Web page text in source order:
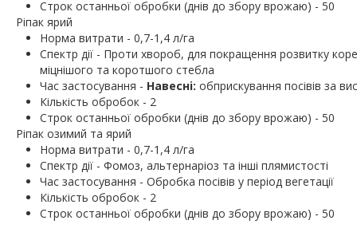
Строк останньої обробки (днів до збору врожаю) - 50
Ріпак ярий
Норма витрати - 0,7-1,4 л/га
Спектр дії - Проти хвороб, для покращення розвитку
міцнішого та коротшого стебла
Час застосування - Навеснi: обприскування посівів за
Кількість обробок - 2
Строк останньої обробки (днів до збору врожаю) - 50
Ріпак озимий та ярий
Норма витрати - 0,7-1,4 л/га
Спектр дії - Фомоз, альтернаріоз та інші плямистості
Час застосування - Обробка посівів у період вегетації
Кількість обробок - 2
Строк останньої обробки (днів до збору врожаю) - 50